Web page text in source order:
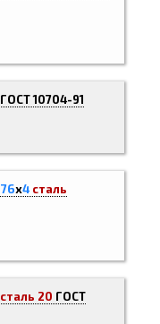
ГОСТ 10704-91
76х4 сталь
сталь 20 ГОСТ